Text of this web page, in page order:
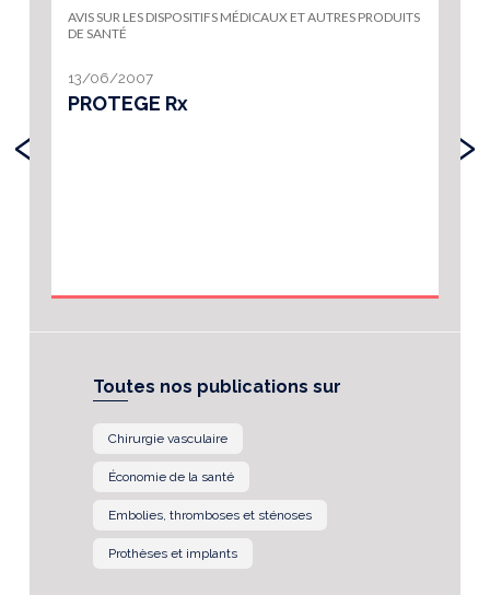
AVIS SUR LES DISPOSITIFS MÉDICAUX ET AUTRES PRODUITS
DE SANTÉ
13/06/2007
PROTEGE Rx
‹ ›
Toutes nos publications sur
Chirurgie vasculaire
Économie de la santé
Embolies, thromboses et sténoses
Prothèses et implants